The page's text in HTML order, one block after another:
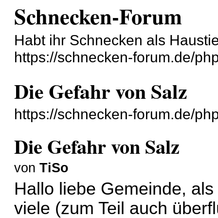
Schnecken-Forum
Habt ihr Schnecken als
https://schnecken-forum.de/
Die Gefahr von Salz
https://schnecken-forum.de/
Die Gefahr von Salz
vonTiSo
Hallo liebe Gemeinde,
viele (zum Teil auch